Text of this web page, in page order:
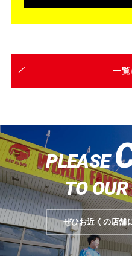
一覧
PLEASE
TO OUR
ぜひお近くの店舗